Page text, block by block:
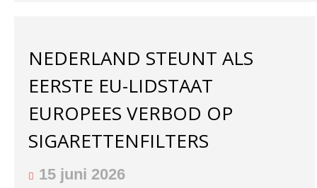
NEDERLAND STEUNT ALS
EERSTE EU-LIDSTAAT
EUROPEES VERBOD OP
SIGARETTENFILTERS
15 juni 2026